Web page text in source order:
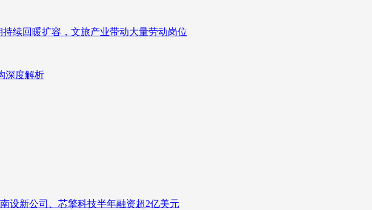
续回暖扩容，文旅产业带动大量劳动岗位
深度解析
设新公司、芯擎科技半年融资超2亿美元